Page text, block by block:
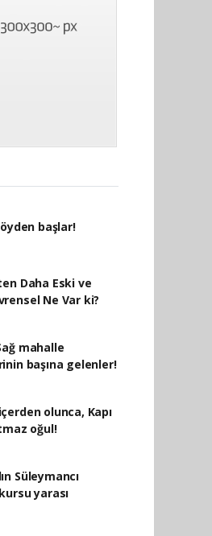
başlar!
Daha Eski ve
Ne Var ki?
mahalle
başına gelenler!
olunca, Kapı
oğul!
Süleymancı
yarası